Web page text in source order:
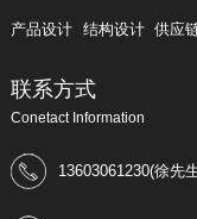
产品设计 结构设计 供应
联系方式
Conetact Information
13603061230(徐先